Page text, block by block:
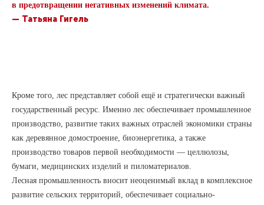
в предотвращении негативных изменений климата.
— Татьяна Гигель
Кроме того, лес представляет собой ещё и стратегически важный
государственный ресурс. Именно лес обеспечивает промышленное
производство, развитие таких важных отраслей экономики страны
как деревянное домостроение, биоэнергетика, а также
производство товаров первой необходимости — целлюлозы,
бумаги, медицинских изделий и пиломатериалов.
Лесная промышленность вносит неоценимый вклад в комплексное
развитие сельских территорий, обеспечивает социально-